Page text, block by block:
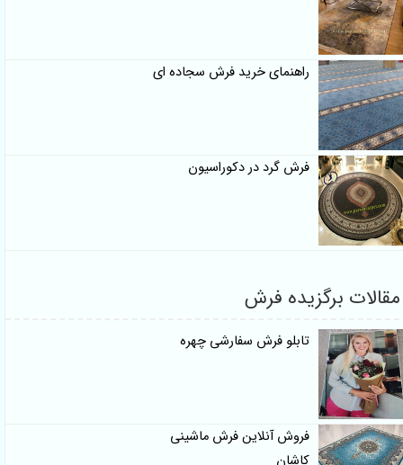
راهنمای خرید فرش سجاده ای
فرش گرد در دکوراسیون
مقالات برگزیده فرش
تابلو فرش سفارشی چهره
فروش آنلاین فرش ماشینی